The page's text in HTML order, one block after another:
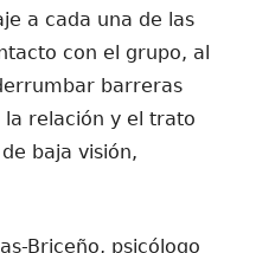
a cada una de las
con el grupo, al
barreras
la relación y el trato
baja visión,
Briceño, psicólogo